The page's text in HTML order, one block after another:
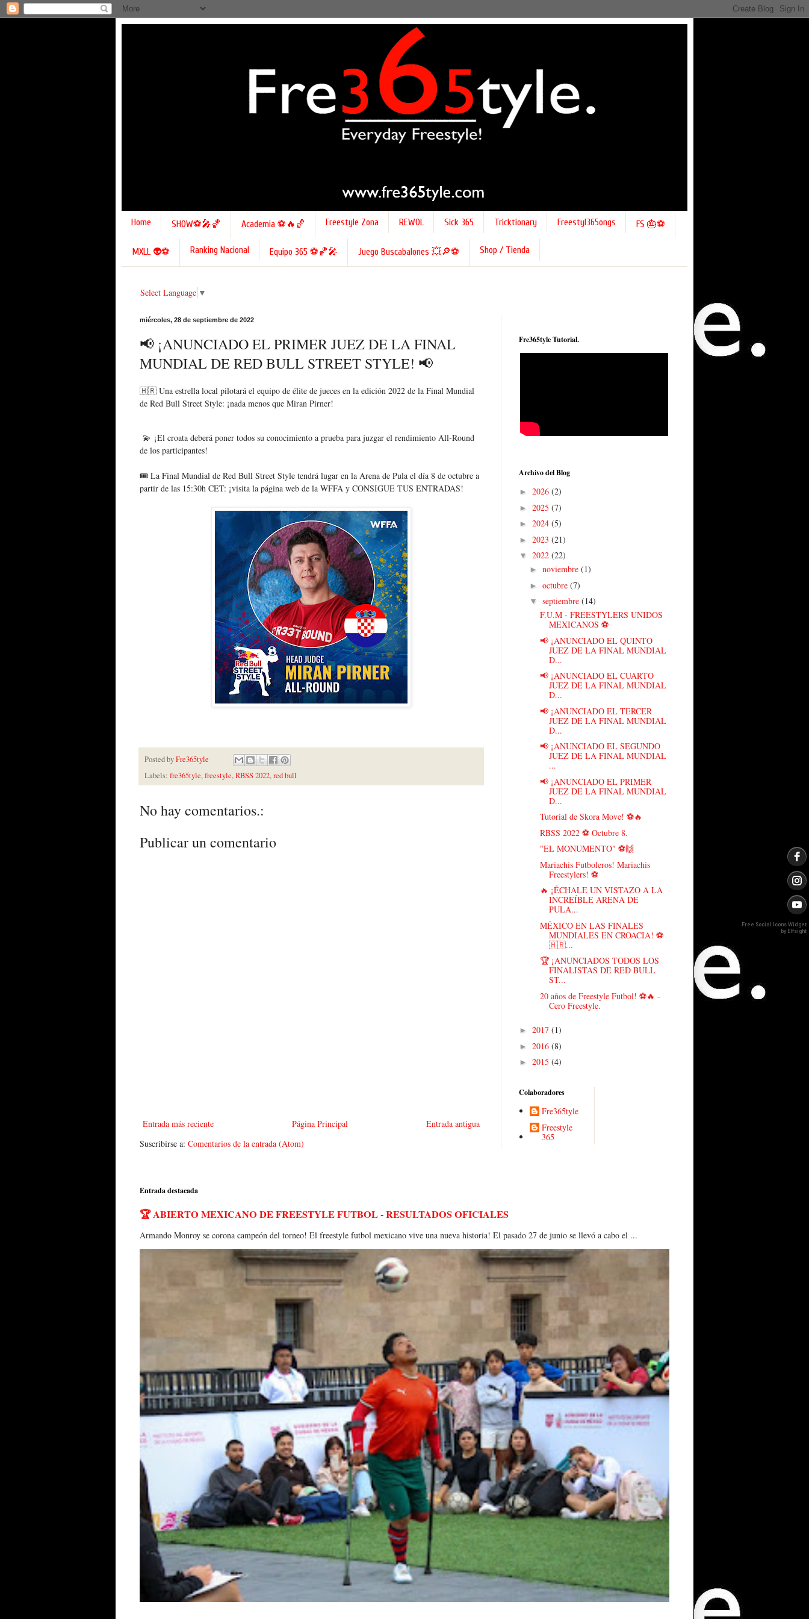
Home SHOW⚽🎤🏀 Academia ⚽🔥🏀 Freestyle Zona REWOL Sick 365 Tricktionary Freestyl365ongs FS 🎂⚽
MXLL 👽⚽ Ranking Nacional Equipo 365 ⚽🏀🎤 Juego Buscabalones 💥🔎⚽ Shop / Tienda
Select Language ▼
miércoles, 28 de septiembre de 2022
📢 ¡ANUNCIADO EL PRIMER JUEZ DE LA FINAL
MUNDIAL DE RED BULL STREET STYLE! 📢
🇭🇷 Una estrella local pilotará el equipo de élite de jueces en la edición 2022 de la Final Mundial
de Red Bull Street Style: ¡nada menos que Miran Pirner!
💫 ¡El croata deberá poner todos su conocimiento a prueba para juzgar el rendimiento All-Round
de los participantes!
🎟 La Final Mundial de Red Bull Street Style tendrá lugar en la Arena de Pula el día 8 de octubre a
partir de las 15:30h CET: ¡visita la página web de la WFFA y CONSIGUE TUS ENTRADAS!
Posted byFre365tyle
Labels: fre365tyle,freestyle,RBSS 2022,red bull
No hay comentarios.:
Publicar un comentario
Entrada más reciente Entrada antigua
Página Principal
Suscribirse a: Comentarios de la entrada (Atom)
Free Social Icons Widget
by Elfsight
Fre365tyle Tutorial.
Archivo del Blog
► 2026 (2)
► 2025 (7)
► 2024 (5)
► 2023 (21)
▼ 2022 (22)
► noviembre (1)
► octubre (7)
▼ septiembre (14)
F.U.M - FREESTYLERS UNIDOS
MEXICANOS ⚽
📢 ¡ANUNCIADO EL QUINTO
JUEZ DE LA FINAL MUNDIAL
D...
📢 ¡ANUNCIADO EL CUARTO
JUEZ DE LA FINAL MUNDIAL
D...
📢 ¡ANUNCIADO EL TERCER
JUEZ DE LA FINAL MUNDIAL
D...
📢 ¡ANUNCIADO EL SEGUNDO
JUEZ DE LA FINAL MUNDIAL
...
📢 ¡ANUNCIADO EL PRIMER
JUEZ DE LA FINAL MUNDIAL
D...
Tutorial de Skora Move! ⚽🔥
RBSS 2022 ⚽️ Octubre 8.
"EL MONUMENTO" ⚽🙌
Mariachis Futboleros! Mariachis
Freestylers! ⚽
🔥 ¡ÉCHALE UN VISTAZO A LA
INCREÍBLE ARENA DE
PULA...
MÉXICO EN LAS FINALES
MUNDIALES EN CROACIA! ⚽️
🇭🇷...
🏆 ¡ANUNCIADOS TODOS LOS
FINALISTAS DE RED BULL
ST...
20 años de Freestyle Futbol! ⚽🔥 -
Cero Freestyle.
► 2017 (1)
► 2016 (8)
► 2015 (4)
Colaboradores
Fre365tyle
Freestyle
365
Entrada destacada
🏆 ABIERTO MEXICANO DE FREESTYLE FUTBOL - RESULTADOS OFICIALES
Armando Monroy se corona campeón del torneo! El freestyle futbol mexicano vive una nueva historia! El pasado 27 de junio se llevó a cabo el ...